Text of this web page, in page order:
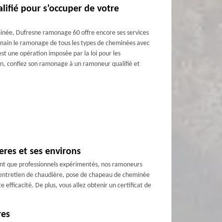
pour s’occuper de votre
Dufresne ramonage 60 offre encore ses services
le ramonage de tous les types de cheminées avec
une opération imposée par la loi pour les
confiez son ramonage à un ramoneur qualifié et
et ses environs
que professionnels expérimentés, nos ramoneurs
de chaudière, pose de chapeau de cheminée
efficacité. De plus, vous allez obtenir un certificat de